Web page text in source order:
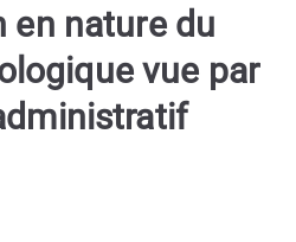
en nature du
vue par